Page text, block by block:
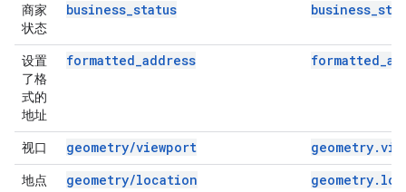
商家
状态
business_status
设置
了格
式的
地址
formatted_address
视口 geometry/viewport
地点 geometry/location